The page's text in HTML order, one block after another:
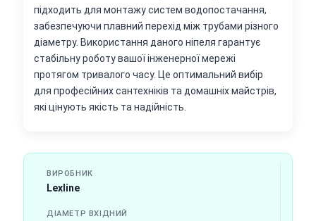
підходить для монтажу систем водопостачання,
забезпечуючи плавний перехід між трубами різного
діаметру. Використання даного ніпеля гарантує
стабільну роботу вашої інженерної мережі
протягом тривалого часу. Це оптимальний вибір
для професійних сантехніків та домашніх майстрів,
які цінують якість та надійність.
ВИРОБНИК
Lexline
ДІАМЕТР ВХІДНИЙ